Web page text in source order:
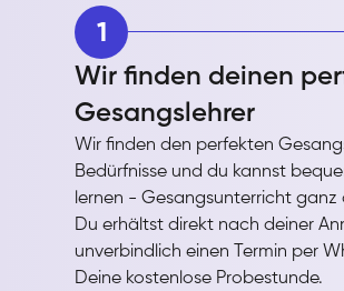
1
Wir finden deinen
Gesangslehrer
Wir finden den perfekten
Bedürfnisse und du kannst
lernen - Gesangsunterricht ganz
Du erhältst direkt nach deiner
unverbindlich einen Termin per
Deine kostenlose Probestunde.